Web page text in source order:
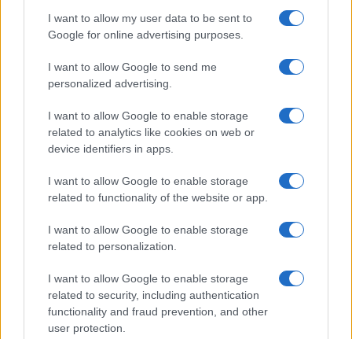
I want to allow my user data to be sent to
Google for online advertising purposes.
I want to allow Google to send me
personalized advertising.
I want to allow Google to enable storage
related to analytics like cookies on web or
device identifiers in apps.
I want to allow Google to enable storage
related to functionality of the website or app.
I want to allow Google to enable storage
related to personalization.
I want to allow Google to enable storage
related to security, including authentication
functionality and fraud prevention, and other
user protection.
Frasi film più lette
Incipit dei film
Film più cercati
Frasi sul cinema
SERVIZI
Mappa del sito
Cookie Policy
Frasi suddivise per tema
Indice degli autori
Aforismi .meglio.it è l'archivio web dedicato a frasi,
aforismi e citazioni più grande del web (137.901 frasi in
database) • ©2005-2025 • La riproduzione dei testi è